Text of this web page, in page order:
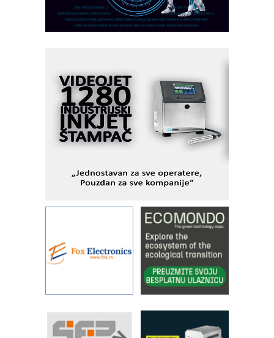
Fleksibilno stezanje i brzo
podešavanje u proizvodnji prototipova
Alba d.o.o. – 35 godina preciznosti u
metrologiji i pametnim dozirnim
rešenjima
IBeRTIM - oprema za ispitivanje
kontrole kvaliteta
sistema
pouzdanost u transferu fluida
Filtration Group Industrial – Napredna
rešenja za filtraciju u hidrauličkim i
procesnim sistemima
Art Utopia Studio – vizuelne priče
RILINEX kompanije Rittal
FANUC: Najbolje za vašu pametnu
automatizaciju